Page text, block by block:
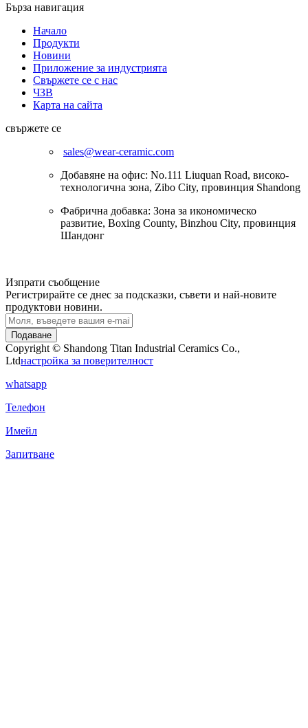
Бърза навигация
Начало
Продукти
Новини
Приложение за индустрията
Свържете се с нас
ЧЗВ
Карта на сайта
свържете се
sales@wear-ceramic.com
Добавяне на офис: No.111 Liuquan Road, високо-
технологична зона, Zibo City, провинция Shandong
Фабрична добавка: Зона за икономическо
развитие, Boxing County, Binzhou City, провинция
Шандонг
Изпрати съобщение
Регистрирайте се днес за подсказки, съвети и най-новите
продуктови новини.
Подаване
Copyright © Shandong Titan Industrial Ceramics Co.,
Ltdнастройка за поверителност
whatsapp
Телефон
Имейл
Запитване